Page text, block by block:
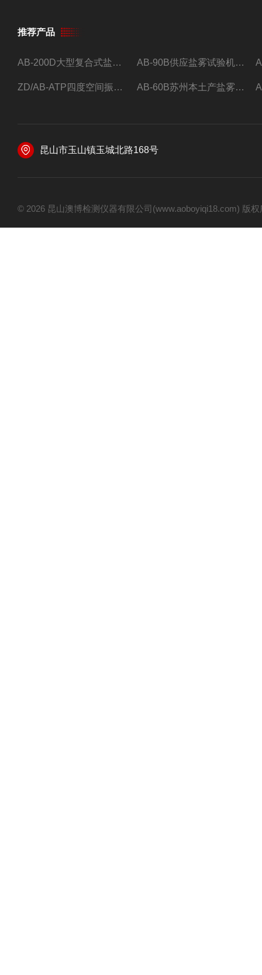
推荐产品
AB-200D大型复合式盐雾腐蚀试验箱，小型盐干湿腐蚀试验箱。 AB-90B供应盐雾试验机现货可按要求订制。
ZD/AB-ATP四度空间振动台* AB-60B苏州本土产盐雾试验机
昆山市玉山镇玉城北路168号
© 2026 昆山澳博检测仪器有限公司(www.aoboyiqi18.com) 版